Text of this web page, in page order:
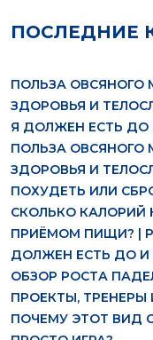
ПОСЛЕДНИЕ
ПОЛЬЗА ОВСЯНОГО
ЗДОРОВЬЯ И
Я ДОЛЖЕН ЕСТЬ ДО
ПОЛЬЗА ОВСЯНОГО
ЗДОРОВЬЯ И
ПОХУДЕТЬ ИЛИ
СКОЛЬКО КАЛОРИЙ
ПРИЁМОМ ПИЩИ? |
ДОЛЖЕН ЕСТЬ ДО И
ОБЗОР РОСТА
ПРОЕКТЫ, ТРЕНЕРЫ
ПОЧЕМУ ЭТОТ ВИД